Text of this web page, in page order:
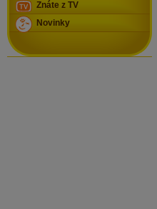
Znáte z TV
Novinky